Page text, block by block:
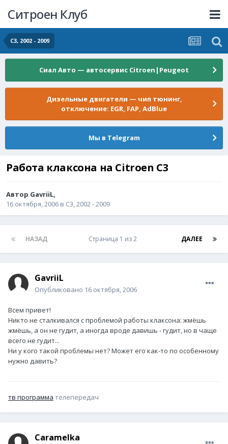
Ситроен Клуб
C3, 2002 - 2009
Сиал Авто — автосервис Citroen|Peugeot
Дизельные двигатели — чип тюнинг,
отключение: EGR, FAP, AdBlue
Мы в Telegram
Работа клаксона на Citroen C3
Автор GavriiL,
16 октября, 2006 в C3, 2002 - 2009
НАЗАД ДАЛЕЕ
Страница 1 из 2
GavriiL
Опубликовано 16 октября, 2006
Всем привет!
Никто не сталкивался с проблемой работы клаксона: жмёшь
жмёшь, а он не гудит, а иногда вроде давишь - гудит, но в чаще
всего не гудит...
Ни у кого такой проблемы нет? Может его как-то по особенному
нужно давить?
тв программа телепередач
Caramelka